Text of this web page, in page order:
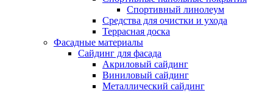
Спортивный линолеум
Средства для очистки и ухода
Террасная доска
Фасадные материалы
Сайдинг для фасада
Акриловый сайдинг
Виниловый сайдинг
Металлический сайдинг